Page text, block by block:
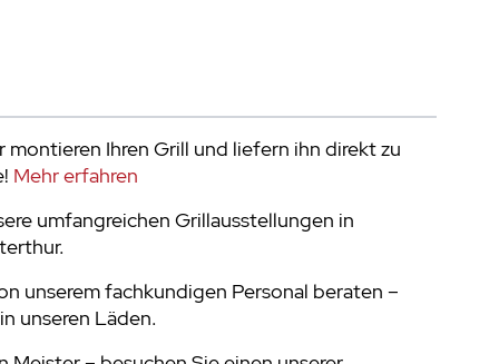
montieren Ihren Grill und liefern ihn direkt zu
Mehr erfahren
umfangreichen Grillausstellungen in
unserem fachkundigen Personal beraten –
unseren Läden.